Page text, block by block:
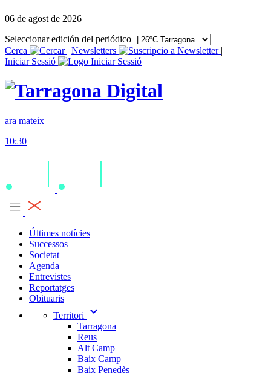
06 de agost de 2026
Seleccionar edición del periódico
Cerca
| Newsletters
|
Iniciar Sessió
ara mateix
10:30
Últimes notícies
Successos
Societat
Agenda
Entrevistes
Reportatges
Obituaris
Territori
expand_more
Tarragona
Reus
Alt Camp
Baix Camp
Baix Penedès